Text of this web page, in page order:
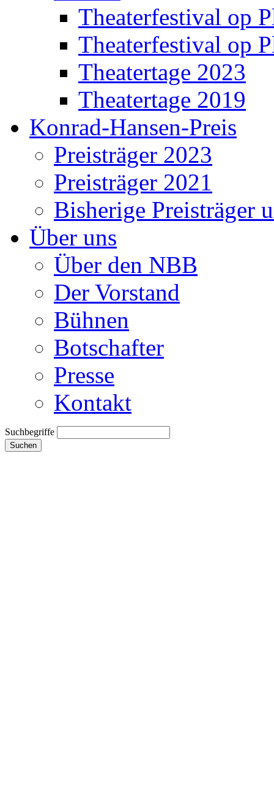
Theaterfestival op
Theaterfestival op
Theatertage 2023
Theatertage 2019
Konrad-Hansen-Preis
Preisträger 2023
Preisträger 2021
Bisherige Preisträger
Über uns
Über den NBB
Der Vorstand
Bühnen
Botschafter
Presse
Kontakt
Suchbegriffe
Suchen